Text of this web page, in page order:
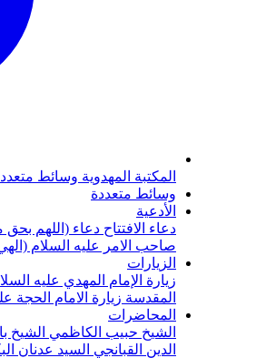
المكتبة المهدوية وسائط
وسائط متعددة
الأدعية
دعاء الافتتاح دعاء (اللهم
صاحب الامر عليه السلام
الزيارات
زيارة الإمام المهدي عليه
المقدسة زيارة الامام الحجة
المحاضرات
الشيخ حبيب الكاظمي الشيخ
الدين القبانجي السيد عدنان